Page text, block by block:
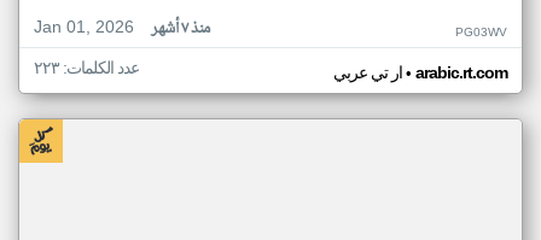
Jan 01, 2026
منذ ٧ أشهر PG03WV
ار تي عربي• arabic.rt.com عدد الكلمات: ٢٢٣